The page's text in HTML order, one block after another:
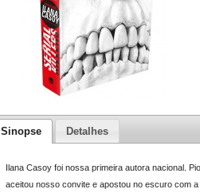
Sinopse Detalhes
Ilana Casoy foi nossa primeira autora nacional.
aceitou nosso convite e apostou no escuro com